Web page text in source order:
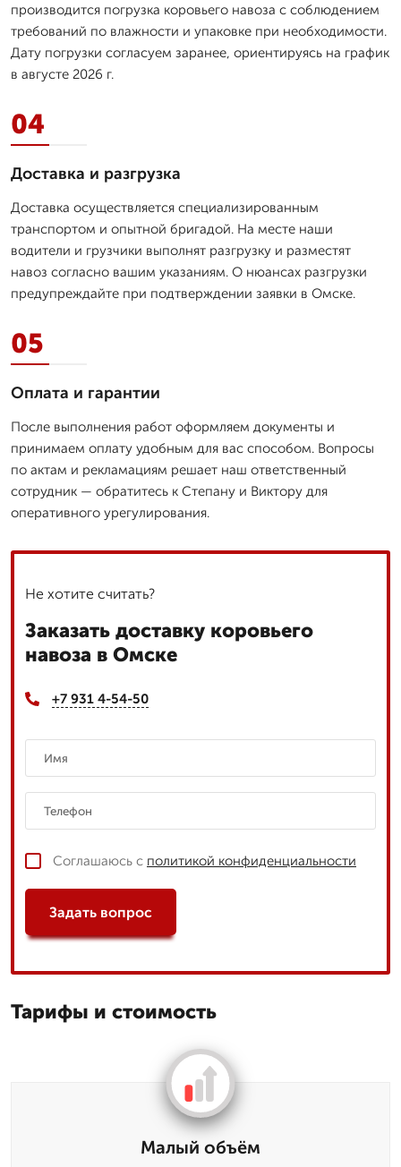
производится погрузка коровьего навоза с соблюдением
требований по влажности и упаковке при необходимости.
Дату погрузки согласуем заранее, ориентируясь на график
в августе 2026 г.
04
Доставка и разгрузка
Доставка осуществляется специализированным
транспортом и опытной бригадой. На месте наши
водители и грузчики выполнят разгрузку и разместят
навоз согласно вашим указаниям. О нюансах разгрузки
предупреждайте при подтверждении заявки в Омске.
05
Оплата и гарантии
После выполнения работ оформляем документы и
принимаем оплату удобным для вас способом. Вопросы
по актам и рекламациям решает наш ответственный
сотрудник — обратитесь к Степану и Виктору для
оперативного урегулирования.
Не хотите считать?
Заказать доставку коровьего
навоза в Омске
+7 931 4-54-50
Соглашаюсь с политикой конфиденциальности
Задать вопрос
Тарифы и стоимость
Малый объём